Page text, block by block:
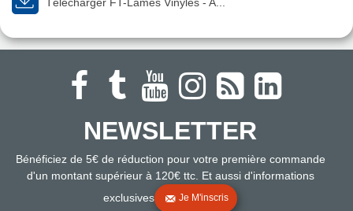
NEWSLETTER
Bénéficiez de 5€ de réduction pour votre première commande
d'un montant supérieur à 120€ ttc. Et aussi d'informations
exclusives
Je M'inscris